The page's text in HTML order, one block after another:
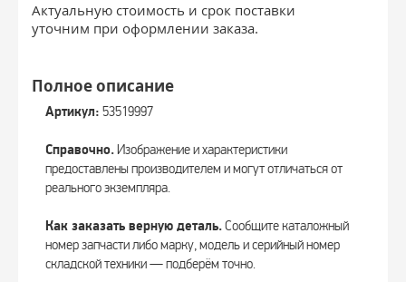
Актуальную стоимость и срок поставки
уточним при оформлении заказа.
Полное описание
Артикул: 53519997
Справочно.Изображение и характеристики
предоставлены производителем и могут отличаться от
реального экземпляра.
Как заказать верную деталь.Сообщите каталожный
номер запчасти либо марку, модель и серийный номер
складской техники — подберём точно.